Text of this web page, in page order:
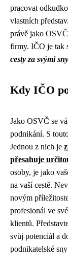
pracovat
vlastních
právě jako
firmy. IČO je tak
cesty za svými sny
Kdy IČO
Jako OSVČ se
podnikání. S
Jednou z nich je
přesahuje
osoby, je jako
na vaší cestě.
novým
profesionál ve
klientů.
svůj potenciál a
podnikatelské